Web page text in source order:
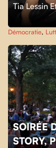
Tia Lessin
Démocratie,
SOIRÉE
STORY,